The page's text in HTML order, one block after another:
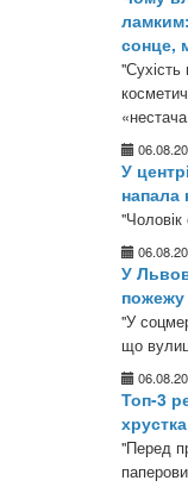
сонце,
У
напала
У
пожежу
"У
що
Топ-3
"Перед